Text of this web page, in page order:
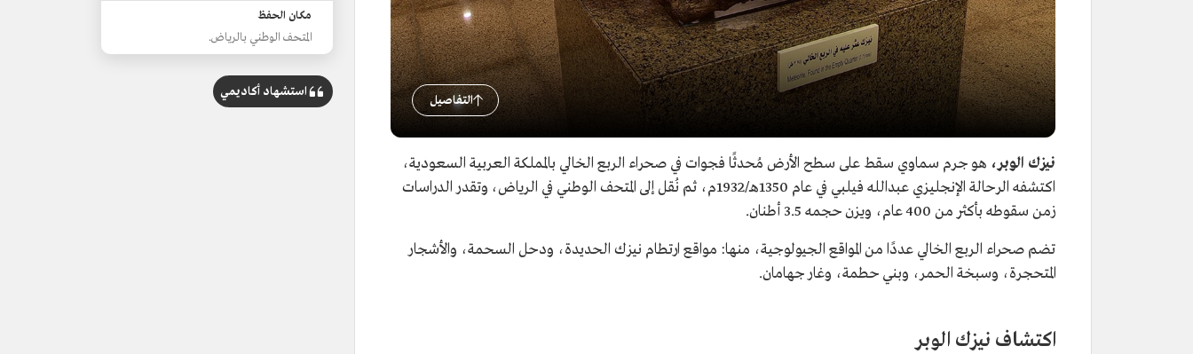
التفاصيل
نيزك الوبر، هو جرم سماوي سقط على سطح الأرض مُحدثًا فجوات في صحراء الربع الخالي بالمملكة العربية السعودية،
اكتشفه الرحالة الإنجليزي عبدالله فيلبي في عام 1350هـ/1932م، ثم نُقل إلى المتحف الوطني في الرياض، وتقدر الدراسات
زمن سقوطه بأكثر من 400 عام، ويزن حجمه 3.5 أطنان.
تضم صحراء الربع الخالي عددًا من المواقع الجيولوجية، منها: مواقع ارتطام نيزك الحديدة، ودحل السحمة، والأشجار
المتحجرة، وسبخة الحمر، وبني حطمة، وغار جهامان.
اكتشاف نيزك الوبر
مكان الحفظ
المتحف الوطني بالرياض.
استشهاد أكاديمي